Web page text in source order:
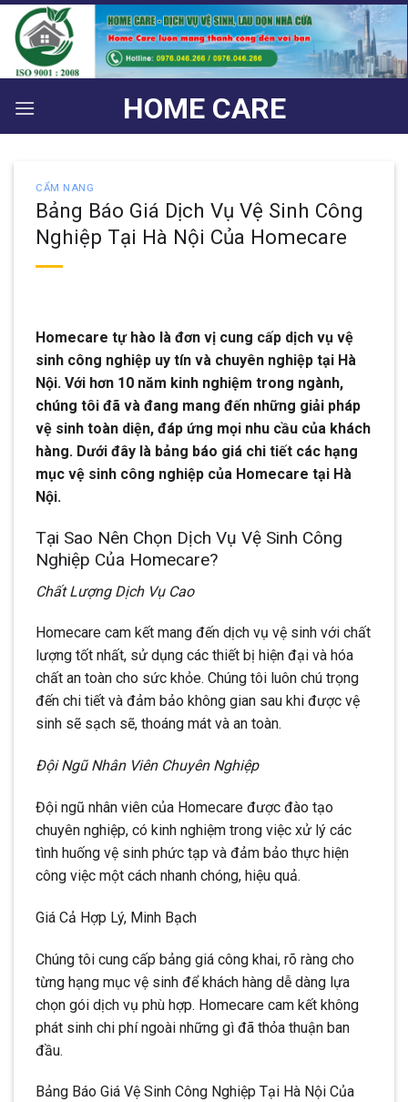
Bỏ
qua
nội
dung
HOME CARE
CẨM NANG
Bảng Báo Giá Dịch Vụ Vệ Sinh Công
Nghiệp Tại Hà Nội Của Homecare
Homecare tự hào là đơn vị cung cấp dịch vụ vệ
sinh công nghiệp uy tín và chuyên nghiệp tại Hà
Nội. Với hơn 10 năm kinh nghiệm trong ngành,
chúng tôi đã và đang mang đến những giải pháp
vệ sinh toàn diện, đáp ứng mọi nhu cầu của khách
hàng. Dưới đây là bảng báo giá chi tiết các hạng
mục vệ sinh công nghiệp của Homecare tại Hà
Nội.
Tại Sao Nên Chọn Dịch Vụ Vệ Sinh Công
Nghiệp Của Homecare?
Chất Lượng Dịch Vụ Cao
Homecare cam kết mang đến dịch vụ vệ sinh với chất
lượng tốt nhất, sử dụng các thiết bị hiện đại và hóa
chất an toàn cho sức khỏe. Chúng tôi luôn chú trọng
đến chi tiết và đảm bảo không gian sau khi được vệ
sinh sẽ sạch sẽ, thoáng mát và an toàn.
Đội Ngũ Nhân Viên Chuyên Nghiệp
Đội ngũ nhân viên của Homecare được đào tạo
chuyên nghiệp, có kinh nghiệm trong việc xử lý các
tình huống vệ sinh phức tạp và đảm bảo thực hiện
công việc một cách nhanh chóng, hiệu quả.
Giá Cả Hợp Lý, Minh Bạch
Chúng tôi cung cấp bảng giá công khai, rõ ràng cho
từng hạng mục vệ sinh để khách hàng dễ dàng lựa
chọn gói dịch vụ phù hợp. Homecare cam kết không
phát sinh chi phí ngoài những gì đã thỏa thuận ban
đầu.
Bảng Báo Giá Vệ Sinh Công Nghiệp Tại Hà Nội Của